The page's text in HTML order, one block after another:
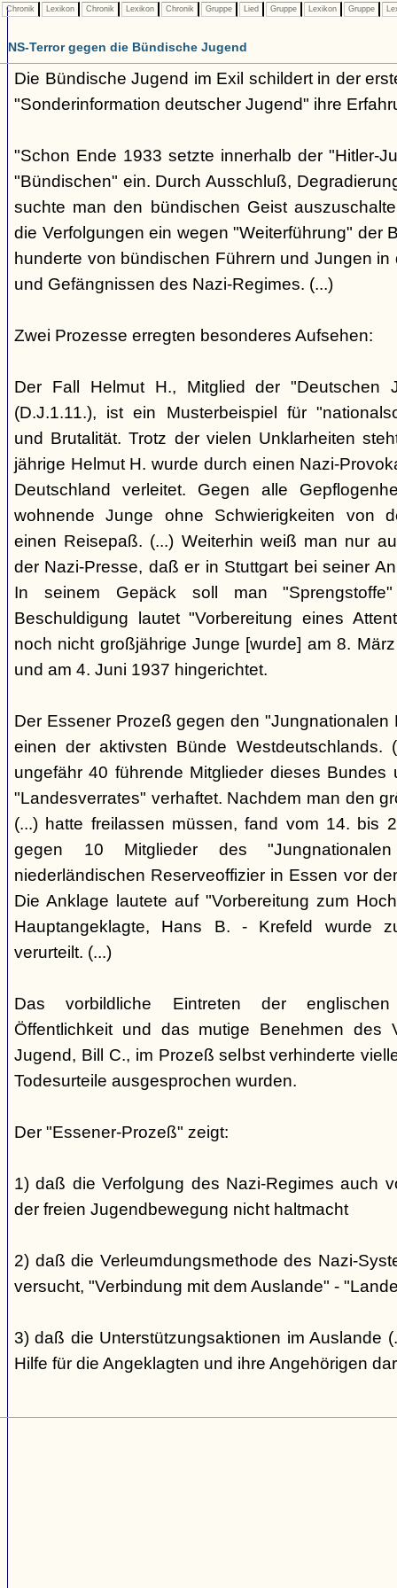
Chronik Lexikon Chronik Lexikon Chronik Gruppe Lied Gruppe Lexikon Gruppe
NS-Terror gegen die Bündische Jugend
Die Bündische Jugend im Exil schildert in der
"Sonderinformation deutscher Jugend" ihre
"Schon Ende 1933 setzte innerhalb der "Hitler-
"Bündischen" ein. Durch Ausschluß,
suchte man den bündischen Geist
die Verfolgungen ein wegen "Weiterführung" der
hunderte von bündischen Führern und Jungen
und Gefängnissen des Nazi-Regimes. (...)
Zwei Prozesse erregten besonderes Aufsehen:
Der Fall Helmut H., Mitglied der "Deutschen
(D.J.1.11.), ist ein Musterbeispiel für
und Brutalität. Trotz der vielen Unklarheiten
jährige Helmut H. wurde durch einen Nazi-
Deutschland verleitet. Gegen alle
wohnende Junge ohne Schwierigkeiten von
einen Reisepaß. (...) Weiterhin weiß man nur
der Nazi-Presse, daß er in Stuttgart bei seiner
In seinem Gepäck soll man
Beschuldigung lautet "Vorbereitung eines
noch nicht großjährige Junge [wurde] am 8.
und am 4. Juni 1937 hingerichtet.
Der Essener Prozeß gegen den "Jungnationalen
einen der aktivsten Bünde Westdeutschlands.
ungefähr 40 führende Mitglieder dieses Bundes
"Landesverrates" verhaftet. Nachdem man den
(...) hatte freilassen müssen, fand vom 14. bis
gegen 10 Mitglieder des
niederländischen Reserveoffizier in Essen vor
Die Anklage lautete auf "Vorbereitung zum
Hauptangeklagte, Hans B. - Krefeld wurde
verurteilt. (...)
Das vorbildliche Eintreten der
Öffentlichkeit und das mutige Benehmen des
Jugend, Bill C., im Prozeß selbst verhinderte
Todesurteile ausgesprochen wurden.
Der "Essener-Prozeß" zeigt:
1) daß die Verfolgung des Nazi-Regimes auch
der freien Jugendbewegung nicht haltmacht
2) daß die Verleumdungsmethode des Nazi-
versucht, "Verbindung mit dem Auslande" -
3) daß die Unterstützungsaktionen im Auslande
Hilfe für die Angeklagten und ihre Angehörigen